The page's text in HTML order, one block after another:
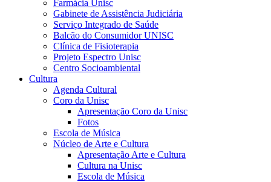
Farmácia Unisc
Gabinete de Assistência Judiciária
Serviço Integrado de Saúde
Balcão do Consumidor UNISC
Clínica de Fisioterapia
Projeto Espectro Unisc
Centro Socioambiental
Cultura
Agenda Cultural
Coro da Unisc
Apresentação Coro da Unisc
Fotos
Escola de Música
Núcleo de Arte e Cultura
Apresentação Arte e Cultura
Cultura na Unisc
Escola de Música